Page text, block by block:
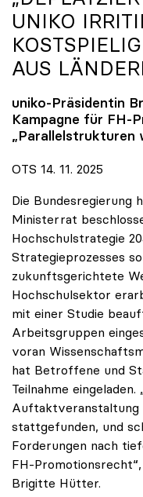
UNIKO
AUS
uniko-Präsidentin
Kampagne für FH-
„Parallelstrukturen
OTS 14. 11. 2025
Die Bundesregierung
Ministerrat
Hochschulstrategie
Strategieprozesses
zukunftsgerichtete
Hochschulsektor
mit einer Studie
Arbeitsgruppen
voran
hat Betroffene und
Teilnahme
Auftaktveranstaltung
stattgefunden, und
Forderungen nach
FH-
Brigitte Hütter.